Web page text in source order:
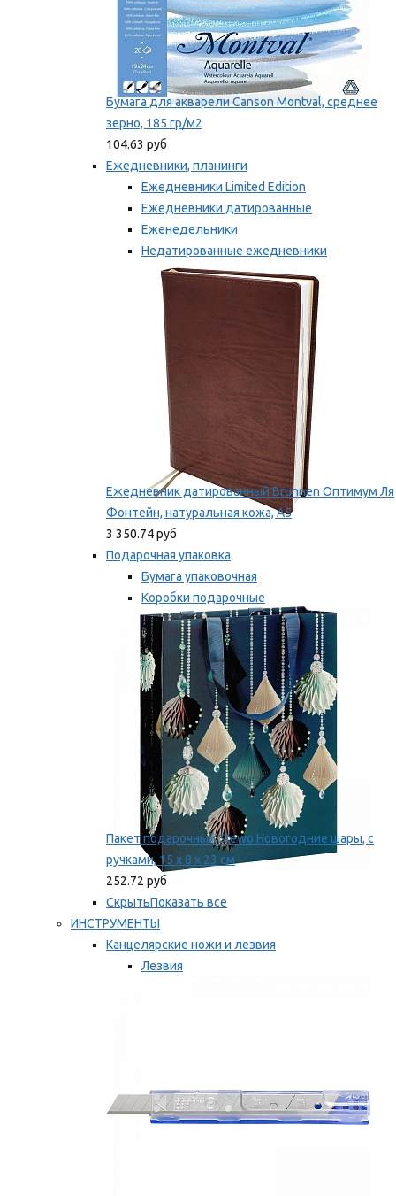
Бумага для акварели Canson Montval, среднее
зерно, 185 гр/м2
104.63 руб
Ежедневники, планинги
Ежедневники Limited Edition
Ежедневники датированные
Еженедельники
Недатированные ежедневники
Планинги
Мы рекомендуем
Ежедневник датированный Brunnen Оптимум Ля
Фонтейн, натуральная кожа, А5
3 350.74 руб
Подарочная упаковка
Бумага упаковочная
Коробки подарочные
Ленты, бобины
Мы рекомендуем
Пакет подарочный Stewo Новогодние шары, с
ручками, 15 х 8 х 23 см
252.72 руб
СкрытьПоказать все
ИНСТРУМЕНТЫ
Канцелярские ножи и лезвия
Лезвия